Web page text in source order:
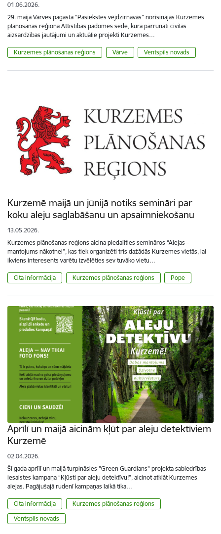
01.06.2026.
29. maijā Vārves pagasta “Pasiekstes vējdzirnavās” norisinājās Kurzemes
plānošanas reģiona Attīstības padomes sēde, kurā pārrunāti civilās
aizsardzības jautājumi un aktuālie projekti Kurzemes…
Kurzemes plānošanas reģions Vārve Ventspils novads
Kurzemē maijā un jūnijā notiks semināri par
koku aleju saglabāšanu un apsaimniekošanu
13.05.2026.
Kurzemes plānošanas reģions aicina piedalīties semināros “Alejas –
mantojums nākotnei”, kas tiek organizēti trīs dažādās Kurzemes vietās, lai
ikviens interesents varētu izvēlēties sev tuvāko vietu…
Cita informācija Kurzemes plānošanas reģions Pope
Aprīlī un maijā aicinām kļūt par aleju detektīviem
Kurzemē
02.04.2026.
Šī gada aprīlī un maijā turpināsies "Green Guardians" projekta sabiedrības
iesaistes kampaņa “Kļūsti par aleju detektīvu!”, aicinot atklāt Kurzemes
alejas. Pagājušajā rudenī kampaņas laikā tika…
Cita informācija
Kurzemes plānošanas reģions
Ventspils novads